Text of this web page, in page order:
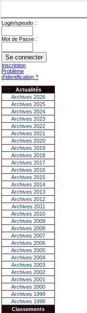
Login/speudo :
Mot de Passe :
Inscription
Problème
d'identification ?
Actualités
Archives 2026
Archives 2025
Archives 2024
Archives 2023
Archives 2022
Archives 2021
Archives 2020
Archives 2019
Archives 2018
Archives 2017
Archives 2016
Archives 2015
Archives 2014
Archives 2013
Archives 2012
Archives 2011
Archives 2010
Archives 2009
Archives 2008
Archives 2007
Archives 2006
Archives 2005
Archives 2004
Archives 2003
Archives 2002
Archives 2001
Archives 2000
Archives 1999
Archives 1998
Classements